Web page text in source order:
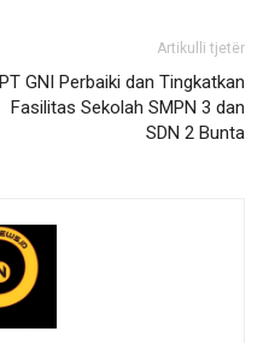
Artikulli tjetër
PT GNI Perbaiki dan Tingkatkan
Fasilitas Sekolah SMPN 3 dan
SDN 2 Bunta